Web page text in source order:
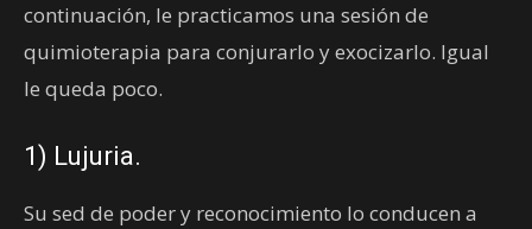
continuación, le practicamos una sesión de
quimioterapia para conjurarlo y exocizarlo. Igual
le queda poco.
1) Lujuria.
Su sed de poder y reconocimiento lo conducen a